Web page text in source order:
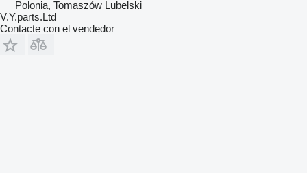
Polonia, Tomaszów Lubelski
V.Y.parts.Ltd
Contacte con el vendedor